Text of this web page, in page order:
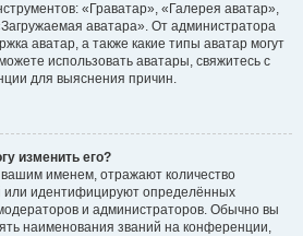
«Граватар», «Галерея аватар»,
аватара». От администратора
аватар, а также какие типы аватар могут
использовать аватары, свяжитесь с
для выяснения причин.
изменить его?
именем, отражают количество
идентифицируют определённых
и администраторов. Обычно вы
наименования званий на конференции,